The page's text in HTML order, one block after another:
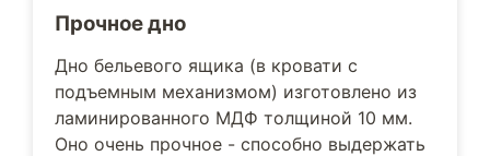
Прочное дно
Дно бельевого ящика (в кровати с
подъемным механизмом) изготовлено из
ламинированного МДФ толщиной 10 мм.
Оно очень прочное - способно выдержать